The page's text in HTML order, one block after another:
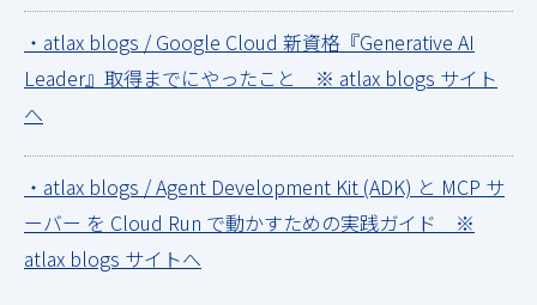
・atlax blogs / Google Cloud 新資格『Generative AI
Leader』取得までにやったこと ※ atlax blogs サイト
へ
・atlax blogs / Agent Development Kit (ADK) と MCP サ
ーバー を Cloud Run で動かすための実践ガイド ※
atlax blogs サイトへ